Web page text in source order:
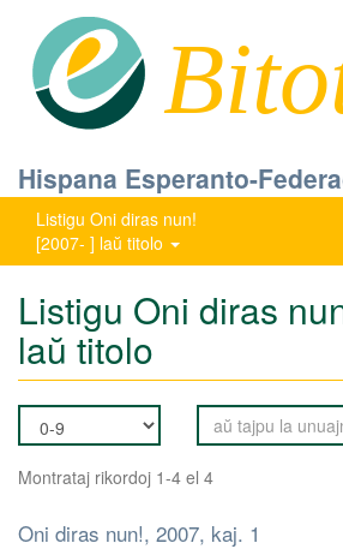
Hispana Esperanto-
Listigu Oni diras nun!
[2007- ] laŭ titolo
Listigu Oni diras
laŭ titolo
Montrataj rikordoj 1-4 el 4
Oni diras nun!, 2007, kaj. 1